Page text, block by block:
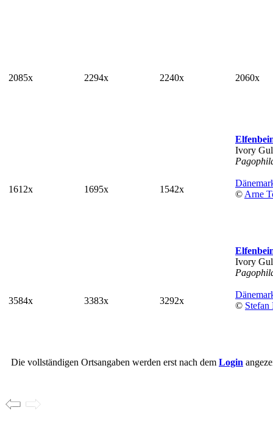
2085x 2294x 2240x 2060x
1612x 1695x 1542x
Ivory
© Arne
3584x 3383x 3292x
Ivory
© Stefan
Die vollständigen Ortsangaben werden erst nach dem Login